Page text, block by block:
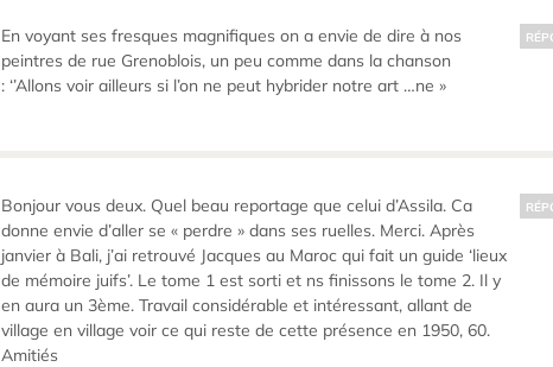
En voyant ses fresques magnifiques on a envie de dire à nos
peintres de rue Grenoblois, un peu comme dans la chanson
: ‘’Allons voir ailleurs si l’on ne peut hybrider notre art …ne »
Bonjour vous deux. Quel beau reportage que celui d’Assila. Ca
donne envie d’aller se « perdre » dans ses ruelles. Merci. Après
janvier à Bali, j’ai retrouvé Jacques au Maroc qui fait un guide ‘lieux
de mémoire juifs’. Le tome 1 est sorti et ns finissons le tome 2. Il y
en aura un 3ème. Travail considérable et intéressant, allant de
village en village voir ce qui reste de cette présence en 1950, 60.
Amitiés